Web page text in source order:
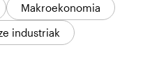
Makroekonomia
industriak